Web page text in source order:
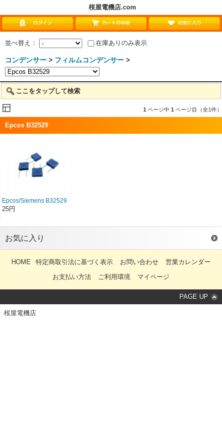
桜屋電機店.com
並べ替え： 在庫ありのみ表示
コンデンサー > フィルムコンデンサー >
ここをタップして検索
1 ページ中 1 ページ目（全1件）
Epcos B32529
Epcos/Siemens B32529
Box Film Capacitors 25
25円
お気に入り
HOME 特定商取引法に基づく表示 お問い合わせ
営業カレンダー
お支払い方法
ご利用環境 マイページ
PAGE UP
桜屋電機店